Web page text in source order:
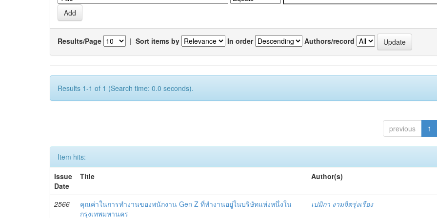
Results/Page | Sort items by In order Authors/record
Results 1-1 of 1 (Search time: 0.0 seconds).
previous 1
Item hits:
Issue
Date
Title Author(s)
2566
คุณค่าในการทำงานของพนักงาน Gen Z ที่ทำงานอยู่ในบริษัทแห่งหนึ่งใน
กรุงเทพมหานคร
เปมิกา งามจิตรุ่งเรือง